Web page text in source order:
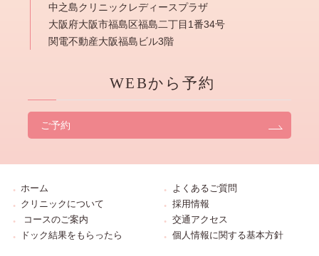
中之島クリニックレディースプラザ
大阪府大阪市福島区福島二丁目1番34号
関電不動産大阪福島ビル3階
WEBから予約
ご予約
ホーム
クリニックについて
コースのご案内
ドック結果をもらったら
よくあるご質問
採用情報
交通アクセス
個人情報に関する基本方針